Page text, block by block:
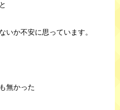
いか不安に思っています。
無かった